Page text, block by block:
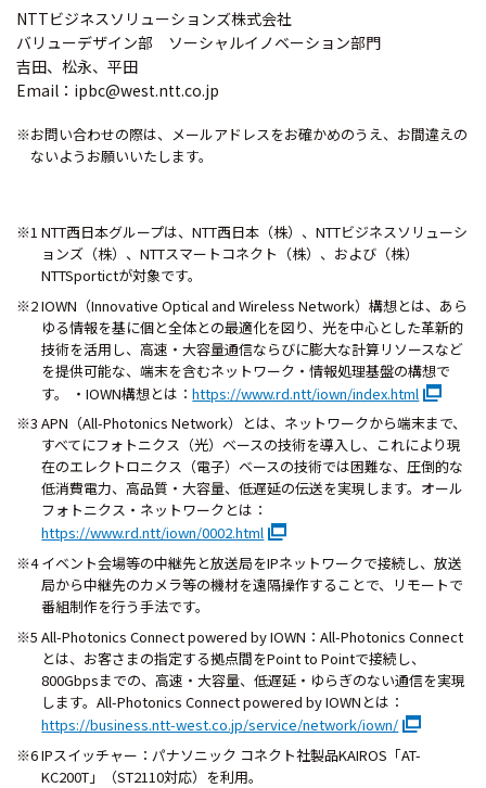
NTTビジネスソリューションズ株式会社
バリューデザイン部 ソーシャルイノベーション部門
吉田、松永、平田
Email：ipbc@west.ntt.co.jp
※お問い合わせの際は、メールアドレスをお確かめのうえ、お間違えの
ないようお願いいたします。
※1 NTT西日本グループは、NTT西日本（株）、NTTビジネスソリューシ
ョンズ（株）、NTTスマートコネクト（株）、および（株）
NTTSportictが対象です。
※2 IOWN（Innovative Optical and Wireless Network）構想とは、あら
ゆる情報を基に個と全体との最適化を図り、光を中心とした革新的
技術を活用し、高速・大容量通信ならびに膨大な計算リソースなど
を提供可能な、端末を含むネットワーク・情報処理基盤の構想で
す。 ・IOWN構想とは：https://www.rd.ntt/iown/index.html
※3 APN（All-Photonics Network）とは、ネットワークから端末まで、
すべてにフォトニクス（光）ベースの技術を導入し、これにより現
在のエレクトロニクス（電子）ベースの技術では困難な、圧倒的な
低消費電力、高品質・大容量、低遅延の伝送を実現します。オール
フォトニクス・ネットワークとは：
https://www.rd.ntt/iown/0002.html
※4 イベント会場等の中継先と放送局をIPネットワークで接続し、放送
局から中継先のカメラ等の機材を遠隔操作することで、リモートで
番組制作を行う手法です。
※5 All-Photonics Connect powered by IOWN：All-Photonics Connect
とは、お客さまの指定する拠点間をPoint to Pointで接続し、
800Gbpsまでの、高速・大容量、低遅延・ゆらぎのない通信を実現
します。All-Photonics Connect powered by IOWNとは：
https://business.ntt-west.co.jp/service/network/iown/
※6 IPスイッチャー：パナソニック コネクト社製品KAIROS「AT-
KC200T」（ST2110対応）を利用。